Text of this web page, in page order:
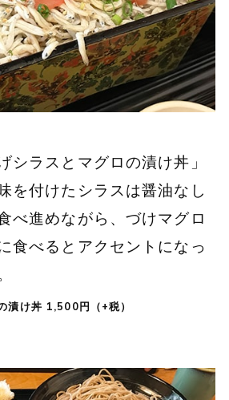
シラスとマグロの漬け丼」
を付けたシラスは醤油なし
べ進めながら、づけマグロ
食べるとアクセントになっ
漬け丼 1,500円（+税）